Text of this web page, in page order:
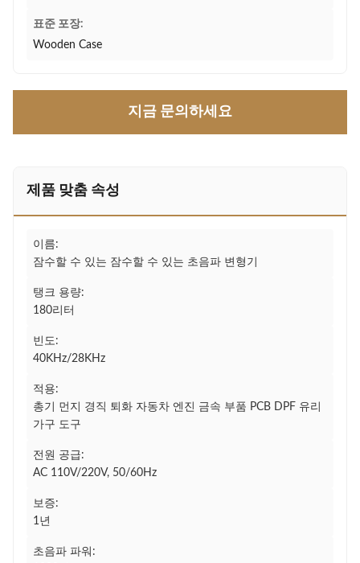
표준 포장:
Wooden Case
지금 문의하세요
제품 맞춤 속성
이름:
잠수할 수 있는 잠수할 수 있는 초음파 변형기
탱크 용량:
180리터
빈도:
40KHz/28KHz
적용:
총기 먼지 경직 퇴화 자동차 엔진 금속 부품 PCB DPF 유리
가구 도구
전원 공급:
AC 110V/220V, 50/60Hz
보증:
1년
초음파 파워: